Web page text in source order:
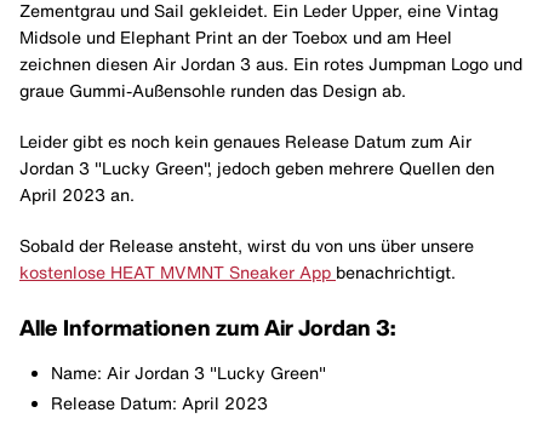
Zementgrau und Sail gekleidet. Ein Leder Upper, eine Vintag
Midsole und Elephant Print an der Toebox und am Heel
zeichnen diesen Air Jordan 3 aus. Ein rotes Jumpman Logo und
graue Gummi-Außensohle runden das Design ab.
Leider gibt es noch kein genaues Release Datum zum Air
Jordan 3 "Lucky Green", jedoch geben mehrere Quellen den
April 2023 an.
Sobald der Release ansteht, wirst du von uns über unsere
kostenlose HEAT MVMNT Sneaker App benachrichtigt.
Alle Informationen zum Air Jordan 3:
Name: Air Jordan 3 "Lucky Green"
Release Datum: April 2023